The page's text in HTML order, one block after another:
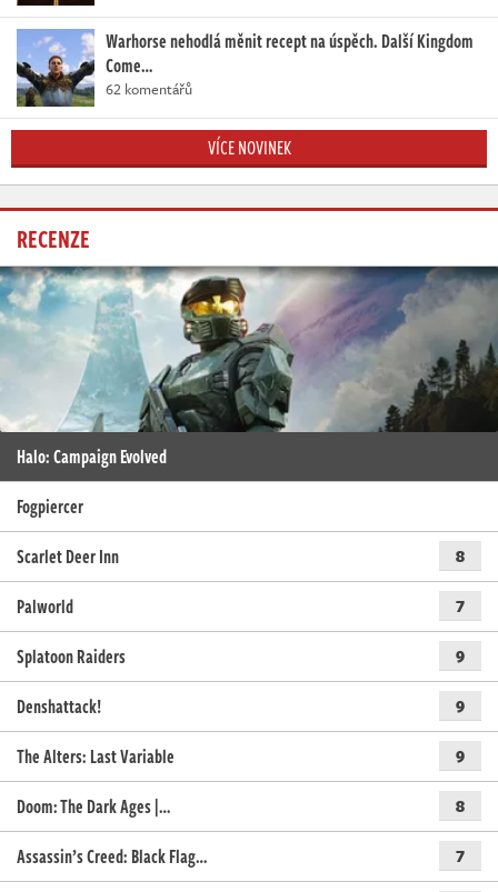
Warhorse nehodlá měnit recept na úspěch. Další Kingdom
Come…
62 komentářů
VÍCE NOVINEK
RECENZE
Halo: Campaign Evolved
Fogpiercer
Scarlet Deer Inn
8
Palworld 7
Splatoon Raiders 9
Denshattack! 9
The Alters: Last Variable 9
Doom: The Dark Ages |… 8
Assassin’s Creed: Black Flag… 7